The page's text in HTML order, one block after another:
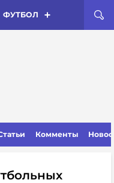
ФУТБОЛ
Комменты